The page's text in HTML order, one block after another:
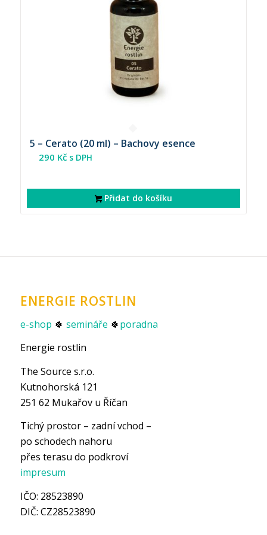
5 – Cerato (20 ml) – Bachovy esence
290 Kč s DPH
Přidat do košíku
ENERGIE ROSTLIN
e-shop 🍀 semináře 🍀poradna
Energie rostlin
The Source s.r.o.
Kutnohorská 121
251 62 Mukařov u Říčan
Tichý prostor – zadní vchod –
po schodech nahoru
přes terasu do podkroví
impresum
IČO: 28523890
DIČ: CZ28523890